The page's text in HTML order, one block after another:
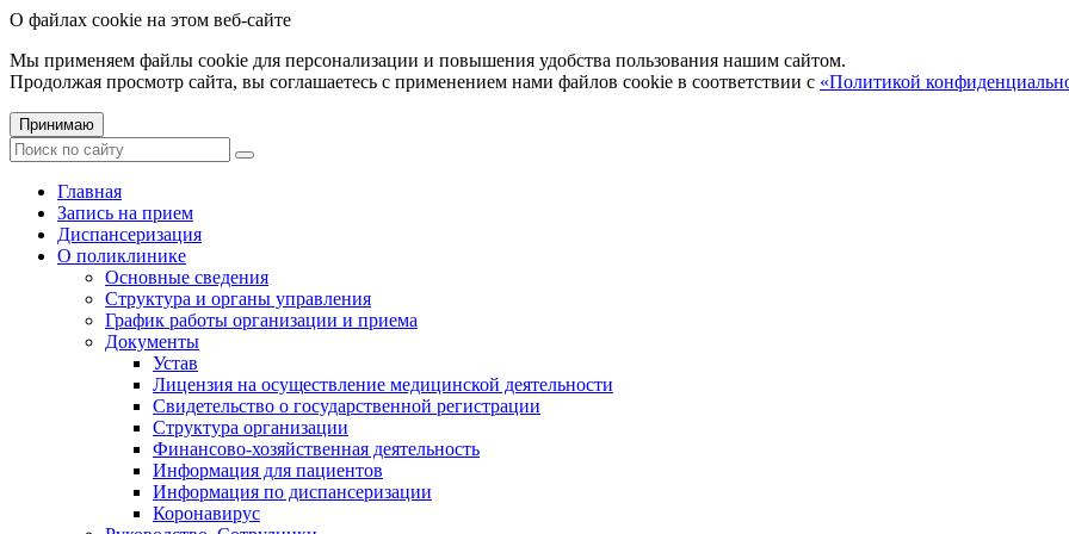
О файлах cookie на этом веб-сайте
Мы применяем файлы cookie для персонализации и повышения удобства пользования нашим сайтом.
Продолжая просмотр сайта, вы соглашаетесь с применением нами файлов cookie в соответствии с «Политикой
Принимаю
Главная
Запись на прием
Диспансеризация
О поликлинике
Основные сведения
Структура и органы управления
График работы организации и приема
Документы
Устав
Лицензия на осуществление медицинской деятельности
Свидетельство о государственной регистрации
Структура организации
Финансово-хозяйственная деятельность
Информация для пациентов
Информация по диспансеризации
Коронавирус